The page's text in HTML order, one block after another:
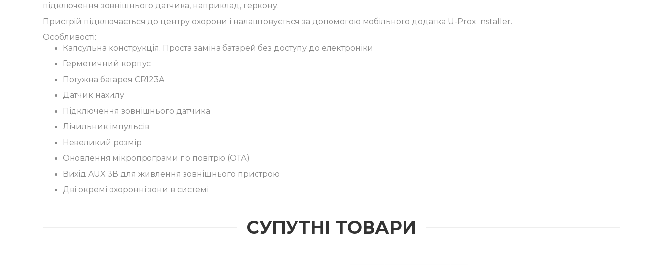
підключення зовнішнього датчика, наприклад, геркону.
Пристрій підключається до центру охорони і налаштовується за допомогою мобільного додатка U-Prox Installer.
Особливості:
Капсульна конструкція. Проста заміна батарей без доступу до електроніки
Герметичний корпус
Потужна батарея CR123A
Датчик нахилу
Підключення зовнішнього датчика
Лічильник імпульсів
Невеликий розмір
Оновлення мікропрограми по повітрю (ОТА)
Вихід AUX 3В для живлення зовнішнього пристрою
Дві окремі охоронні зони в системі
СУПУТНІ ТОВАРИ